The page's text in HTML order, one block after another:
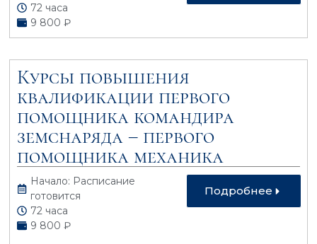
72 часа
9 800 ₽
Курсы повышения
квалификации первого
помощника командира
земснаряда – первого
помощника механика
Начало: Расписание
готовится
72 часа
9 800 ₽
Подробнее